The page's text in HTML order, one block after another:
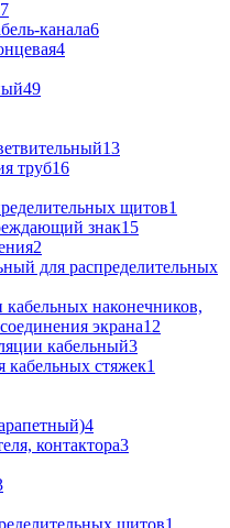
7
канала6
4
49
13
труб16
щитов1
знак15
2
для распределительных
наконечников,
экрана12
кабельный3
стяжек1
4
контактора3
щитов1